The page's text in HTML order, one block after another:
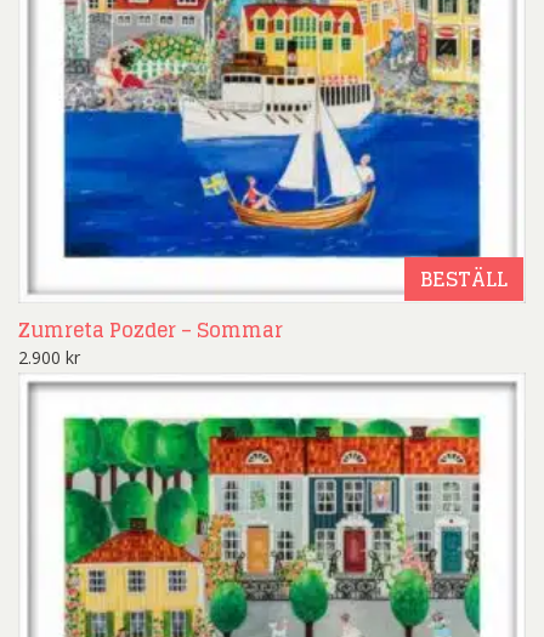
BESTÄLL
Zumreta Pozder – Sommar
2.900 kr